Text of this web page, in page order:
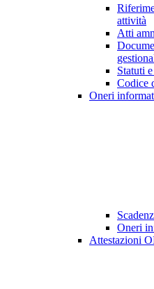
attività
Atti
Statuti
Codice
Oneri
Oneri
Attestazioni